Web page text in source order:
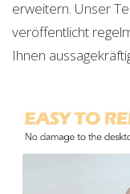
erweitern. Unser
veröffentlicht
Ihnen